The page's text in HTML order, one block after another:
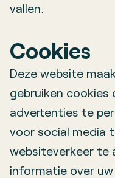
vallen.
Cookies
Deze website
gebruiken
advertenties te
voor social media
websiteverkeer te
informatie over